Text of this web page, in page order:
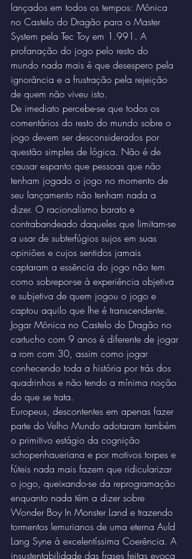
lançados em todos os tempos: Mônica
no Castelo do Dragão para o Master
System pela Tec Toy em 1.991. A
profanação do jogo pelo resto do
mundo nada mais é que desespero pela
ignorância e a frustração pela rejeição
de quem não viveu isto.
De imediato percebe-se que todos os
comentários do resto do mundo sobre o
jogo devem ser desconsiderados por
questão simples de lógica. Não é de
causar espanto que pessoas que não
tenham jogado o jogo no momento de
seu lançamento não tenham nada a
dizer. O racionalismo barato e
contrabandeado daqueles que limitam-se
a usar de subterfúgios sujos em suas
opiniões e cujos sentidos jamais
captaram a essência do jogo não tem
como sobrepor-se à experiência objetiva
e subjetiva de quem jogou o jogo e
captou aquilo que lhe é transcendente.
Jogar Mônica no Castelo do Dragão no
cartucho com 9 anos é diferente de jogar
a rom com 30, assim como jogar
conhecendo toda a história por trás dos
quadrinhos e não tendo a mínima noção
do que se trata.
Europeus, descontentes em apenas fazer
parte do Velho Mundo adotaram também
o primitivo estágio da cognição
schopenhaueriana e por motivos torpes e
fúteis nada mais fazem que ridicularizar
o jogo, queixando-se da reprogramação
enquanto nada têm a dizer sobre
Wonder Boy In Monster Land e trazendo
tormentos lemurianos de uma eterna Auld
Lang Syne à excelentíssima Coerência. A
insustentabilidade das frases feitas evoca